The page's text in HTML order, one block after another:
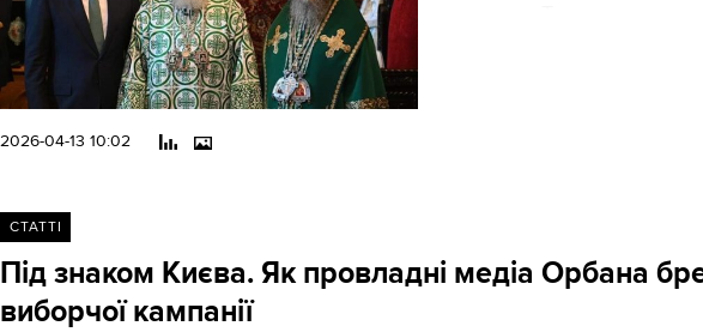
2026-04-13 10:02
СТАТТІ
Під знаком Києва. Як провладні медіа Орбана
виборчої кампанії